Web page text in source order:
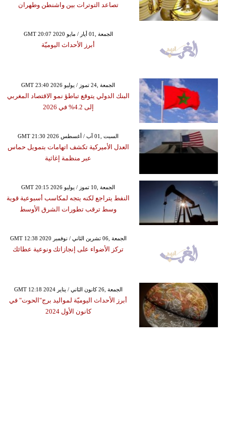
تصاعد التوترات بين واشنطن وطهران
GMT 20:07 2020 الجمعة ,01 أيار / مايو
أبرز الأحداث اليوميّة
GMT 23:40 2026 الجمعة ,24 تموز / يوليو
البنك الدولي يتوقع تباطؤ نمو الاقتصاد المغربي
إلى 4.2% في 2026
GMT 21:30 2026 السبت ,01 آب / أغسطس
العدل الأميركية تكشف اتهامات بتمويل حماس
عبر منظمة إغاثية
GMT 20:15 2026 الجمعة ,10 تموز / يوليو
النفط يتراجع لكنه يتجه لمكاسب أسبوعية قوية
وسط ترقب تطورات الشرق الأوسط
GMT 12:38 2020 الجمعة ,06 تشرين الثاني / نوفمبر
تركز الأضواء على إنجازاتك ونوعية عطائك
GMT 12:18 2024 الجمعة ,26 كانون الثاني / يناير
أبرز الأحداث اليوميّة لمواليد برج"الحوت" في
كانون الأول 2024